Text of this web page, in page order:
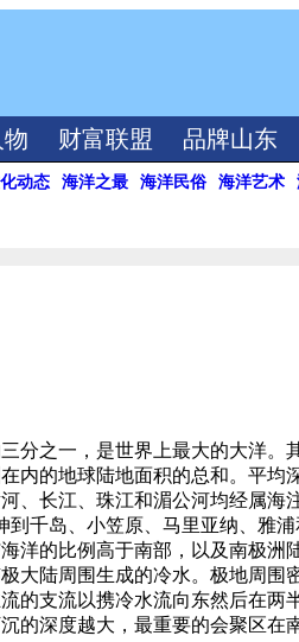
物 财富联盟 品牌山东
动态 海洋之最 海洋民俗 海洋艺术
之一，是世界上最大的大洋。
的地球陆地面积的总和。平均
长江、珠江和湄公河均经属海
千岛、小笠原、马里亚纳、雅
的比例高于南部，以及南极
陆周围生成的冷水。极地周围
的支流以携冷水流向东然后在
深度越大，最重要的会聚区在南